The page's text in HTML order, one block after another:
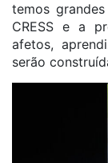
temos
CRESS e a
afetos,
serão